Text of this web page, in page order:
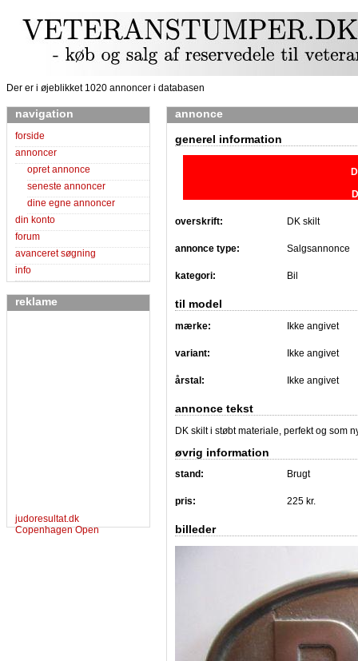
Der er i øjeblikket 1020 annoncer i databasen
navigation
forside
annoncer
opret annonce
seneste annoncer
dine egne annoncer
din konto
forum
avanceret søgning
info
reklame
judoresultat.dk
Copenhagen Open
annonce
generel information
overskrift: DK skilt
annonce type: Salgsannonce
kategori: Bil
til model
mærke: Ikke angivet
variant: Ikke angivet
årstal: Ikke angivet
annonce tekst
DK skilt i støbt materiale, perfekt og som
øvrig information
stand: Brugt
pris: 225 kr.
billeder